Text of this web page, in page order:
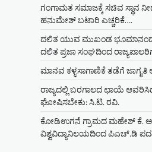
ಗಂಗಾಮತ ಸಮಾಜಕ್ಕೆ ಸಚಿವ ಸ್ಥಾನ
ಹನುಮೇಶ್ ಬಟಾರಿ ಎಚ್ಚರಿಕೆ….
ದಲಿತ ಯುವ ಮುಖಂಡ ಭೂಮಾನಂದ
ದಲಿತ ಪ್ರಜಾ ಸಂಘದಿಂದ
ಮಾನವ ಕಳ್ಳಸಾಗಾಣಿಕೆ ತಡೆಗೆ ಜಾಗೃತಿ
ರಾಜ್ಯದಲ್ಲಿ ಬರಗಾಲದ ಛಾಯೆ
ಘೋಷಿಸಬೇಕು: ಸಿ.ಟಿ. ರವಿ.
ಕೋಡಿಉಗನೆ ಗ್ರಾಮದ ಮಹೇಶ್ ಕೆ.
ವಿಶ್ವವಿದ್ಯಾನಿಲಯದಿಂದ ಪಿಎಚ್.ಡಿ